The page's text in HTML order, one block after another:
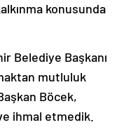
konusunda
Belediye Başkanı
mutluluk
Böcek,
ihmal etmedik.